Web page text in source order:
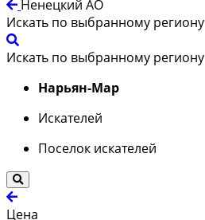
Ненецкий АО
Искать по выбранному региону
Искать по выбранному региону
Нарьян-Мар
Искателей
Поселок искателей
Цена